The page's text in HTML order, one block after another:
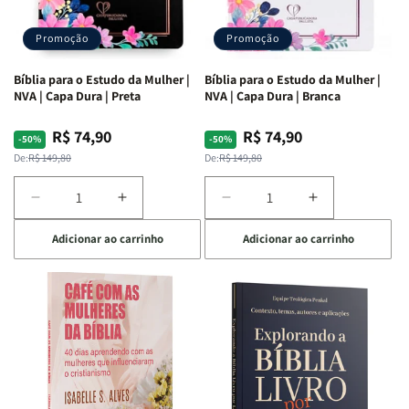
Promoção
Bíblia para o Estudo da Mulher |
NVA | Capa Dura | Preta
-50%
Preço
normal
De:R$ 149,80
Preço
promocional
R$ 74,90
Diminuir
a
quantidade
de
Bíblia
para
Estudo
da
Mulher
Aumentar
a
quantidade
de
Bíblia
para
o
Estudo
da
Mulher
|
Adicionar ao carrinho
Promoção
Bíblia para o Estudo da Mulher |
NVA | Capa Dura | Branca
-50%
Preço
normal
De:R$ 149,80
Preço
promocional
R$ 74,90
Diminuir
a
quantidade
de
Bíblia
o
Estudo
da
Mulher
Aumentar
a
quantidade
de
Bíblia
para
o
Estudo
Mulher
|
Adicionar ao carrinho